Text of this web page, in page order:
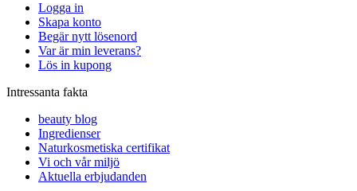
Logga in
Skapa konto
Begär nytt lösenord
Var är min leverans?
Lös in kupong
Intressanta fakta
beauty blog
Ingredienser
Naturkosmetiska certifikat
Vi och vår miljö
Aktuella erbjudanden